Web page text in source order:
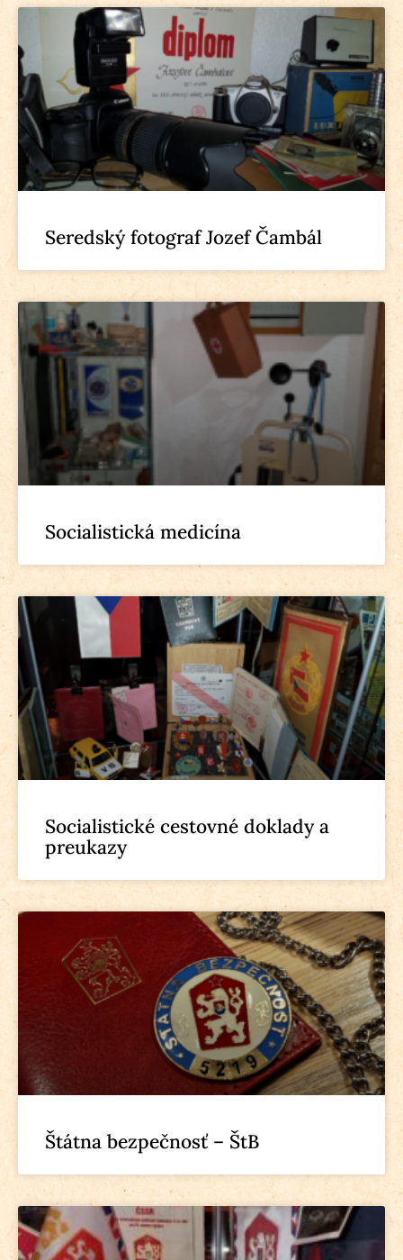
Seredský fotograf Jozef Čambál
Socialistická medicína
Socialistické cestovné doklady a
preukazy
Štátna bezpečnosť – ŠtB